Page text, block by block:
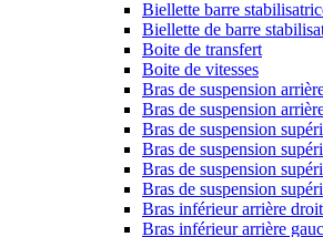
Biellette barre
Biellette de barre
Boite de transfert
Boite de vitesses
Bras de suspension
Bras de suspension
Bras de suspension
Bras de suspension
Bras de suspension
Bras de suspension
Bras inférieur arrière droit
Bras inférieur arrière